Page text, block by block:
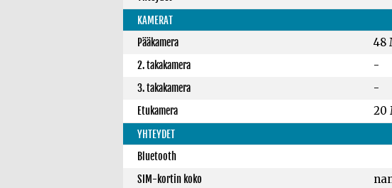
KAMERAT
Pääkamera
48
2. takakamera -
3. takakamera -
Etukamera 20
YHTEYDET
Bluetooth
SIM-kortin koko